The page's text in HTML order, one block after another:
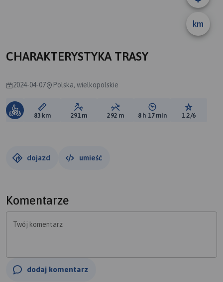
km
CHARAKTERYSTYKA TRASY
2024-04-07 Polska, wielkopolskie
Długość trasy:
83 km Suma przewyższeń:
291 m Suma spadków:
292 m Średni czas potrzebny
8 h 17 min Ocena
1.2/6
dojazd umieść
Komentarze
Twój komentarz
dodaj komentarz